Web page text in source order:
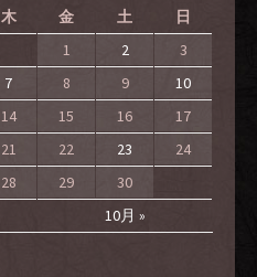
木 金 土 日
10月 »
1 2
3
7 8 9
10
14 15 16
17
21 22 23
24
28 29 30